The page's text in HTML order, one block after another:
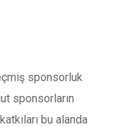
sponsorluk
sponsorların
bu alanda